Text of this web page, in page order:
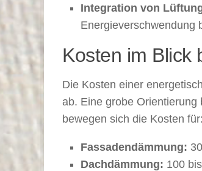
Integration von
Energieverschwendung
Kosten im Blick
Die Kosten einer
ab. Eine grobe Orientierung
bewegen sich die Kosten für:
Fassadendämmung:
Dachdämmung: 100